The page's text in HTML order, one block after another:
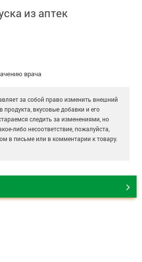
из аптек
врача
за собой право изменить внешний
продукта, вкусовые добавки и его
следить за изменениями, но
либо несоответствие, пожалуйста,
в письме или в комментарии к товару.